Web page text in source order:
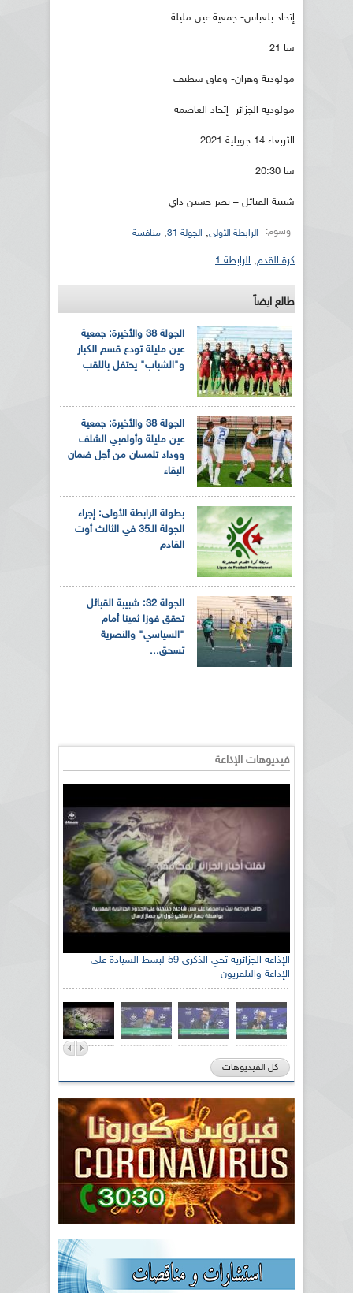
إتحاد بلعباس- جمعية عين مليلة
سا 21
مولودية وهران- وفاق سطيف
مولودية الجزائر- إتحاد العاصمة
الأربعاء 14 جويلية 2021
سا 20:30
شبيبة القبائل – نصر حسين داي
وسوم: الرابطة الأولى, الجولة 31 , منافسة
كرة القدم, الرابطة 1
طالع ايضاً
الجولة 38 والأخيرة: جمعية
عين مليلة تودع قسم الكبار
و"الشباب" يحتفل باللقب
الجولة 38 والأخيرة: جمعية
عين مليلة وأولمبي الشلف
ووداد تلمسان من أجل ضمان
البقاء
بطولة الرابطة الأولى: إجراء
الجولة الـ35 في الثالث أوت
القادم
الجولة 32: شبيبة القبائل
تحقق فوزا ثمينا أمام
"السياسي" والنصرية
تسحق...
فيديوهات الإذاعة
الإذاعة الجزائرية تحي الذكرى 59 لبسط السيادة على
الإذاعة والتلفزيون
رئيس اللجنة الوطنية الجزائرية للتضامن مع الشعب
الصحراوي السيد سعيد العياشي
كل الفيديوهات